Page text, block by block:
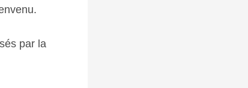
par la